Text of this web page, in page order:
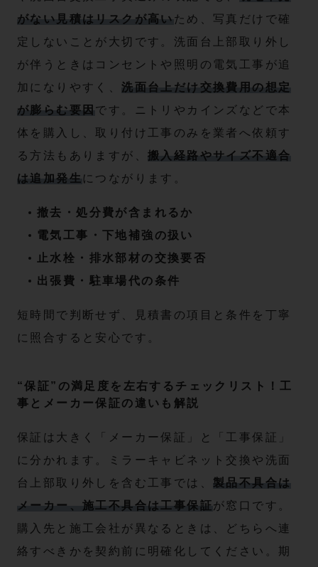
がない見積はリスクが高い ため、写真だけで確
定しないことが大切です。洗面台上部取り外し
が伴うときはコンセントや照明の電気工事が追
加になりやすく、洗面台上だけ交換費用の想定
が膨らむ要因 です。ニトリやカインズなどで本
体を購入し、取り付け工事のみを業者へ依頼す
る方法もありますが、 搬入経路やサイズ不適合
は追加発生 につながります。
撤去・処分費が含まれるか
電気工事・下地補強の扱い
止水栓・排水部材の交換要否
出張費・駐車場代の条件
短時間で判断せず、見積書の項目と条件を丁寧
に照合すると安心です。
“保証”の満足度を左右するチェックリスト！工
事とメーカー保証の違いも解説
保証は大きく「メーカー保証」と「工事保証」
に分かれます。ミラーキャビネット交換や洗面
台上部取り外しを含む工事では、 製品不具合は
メーカー、施工不具合は工事保証 が窓口です。
購入先と施工会社が異なるときは、どちらへ連
絡すべきかを契約前に明確化してください。期